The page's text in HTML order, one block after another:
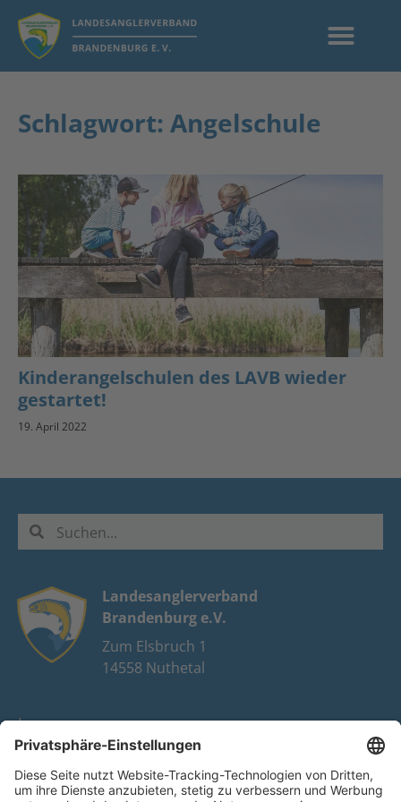
Schlagwort: Angelschule
Kinderangelschulen des LAVB wieder
gestartet!
19. April 2022
Landesanglerverband
Brandenburg e.V.
Zum Elsbruch 1
14558 Nuthetal
Impressum
Datenschutz
FAQ